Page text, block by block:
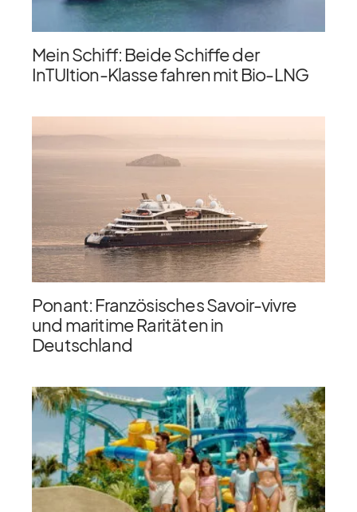
Mein Schiff: Beide Schiffe der
InTUItion-Klasse fahren mit Bio-LNG
Ponant: Französisches Savoir-vivre
und maritime Raritäten in
Deutschland